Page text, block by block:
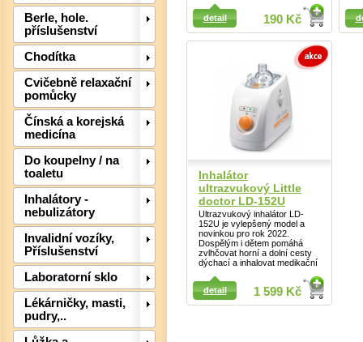
Berle, hole.
příslušenství
Chodítka
Cvičebně relaxační
pomůcky
Čínská a korejská
medicína
Do koupelny / na
toaletu
Inhalátory -
nebulizátory
Invalidní vozíky,
Příslušenství
Laboratorní sklo
Lékárničky, masti,
pudry,..
190 Kč
detail
Detail
Detail
Inhalátor
ultrazvukový Little
doctor LD-152U
Ultrazvukový inhalátor LD-
152U je vylepšený model a
novinkou pro rok 2022.
Dospělým i dětem pomáhá
zvlhčovat horní a dolní cesty
dýchací a inhalovat medikační
1 599 Kč
detail